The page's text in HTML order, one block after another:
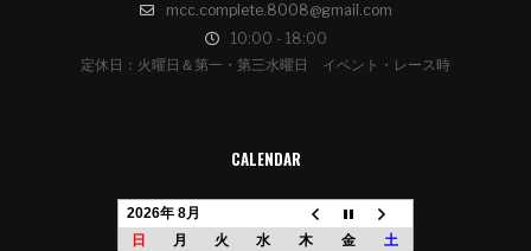
mcc.complete.8008@gmail.com
10:00 - 18:00
定休日：火曜日＆第一・第三水曜日 イベント・レース時
CALENDAR
2026年 8月
日
月 火 水 木 金
土